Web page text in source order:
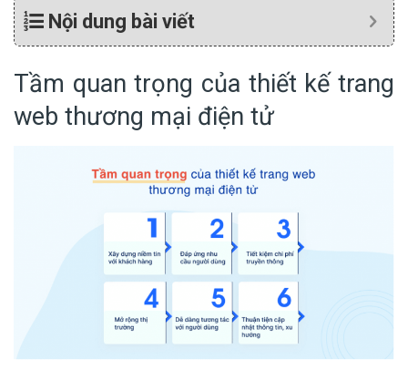
Nội dung bài viết
Tầm quan trọng của thiết kế trang
web thương mại điện tử